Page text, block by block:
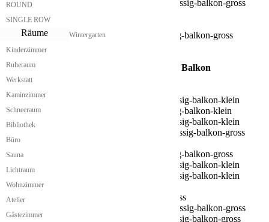
ROUND
SINGLE ROW
Räume
Wintergarten
Kinderzimmer
Ruheraum
Werkstatt
Kaminzimmer
Schneeraum
Bibliothek
Büro
Sauna
Lichtraum
Wohnzimmer
Atelier
Gästezimmer
Nurdachhaus mit zwei Etagen, Gauben und Balkon
Nurdachhaus mit kleinen Balkon
Nurdachhaus mit großen Balkon